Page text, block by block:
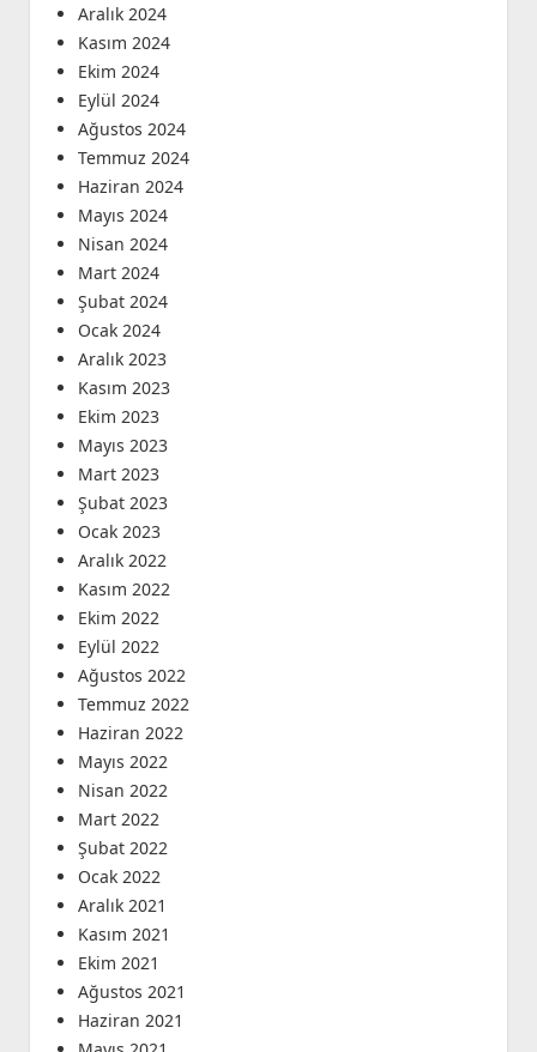
Aralık 2024
Kasım 2024
Ekim 2024
Eylül 2024
Ağustos 2024
Temmuz 2024
Haziran 2024
Mayıs 2024
Nisan 2024
Mart 2024
Şubat 2024
Ocak 2024
Aralık 2023
Kasım 2023
Ekim 2023
Mayıs 2023
Mart 2023
Şubat 2023
Ocak 2023
Aralık 2022
Kasım 2022
Ekim 2022
Eylül 2022
Ağustos 2022
Temmuz 2022
Haziran 2022
Mayıs 2022
Nisan 2022
Mart 2022
Şubat 2022
Ocak 2022
Aralık 2021
Kasım 2021
Ekim 2021
Ağustos 2021
Haziran 2021